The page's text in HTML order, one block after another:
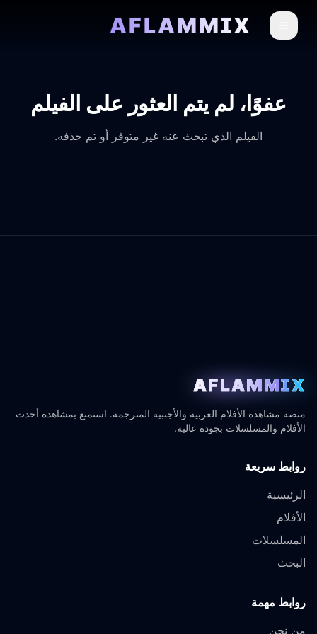
AFLAMMIX
عفوًا، لم يتم العثور على الفيلم
الفيلم الذي تبحث عنه غير متوفر أو تم حذفه.
AFLAMMIX
منصة مشاهدة الأفلام العربية والأجنبية المترجمة. استمتع بمشاهدة أحدث
الأفلام والمسلسلات بجودة عالية.
روابط سريعة
الرئيسية
الأفلام
المسلسلات
البحث
روابط مهمة
من نحن